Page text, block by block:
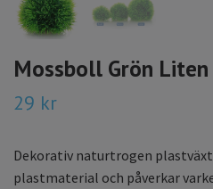
Mossboll Grön
29 kr
Dekorativ naturtrogen
plastmaterial och påverkar